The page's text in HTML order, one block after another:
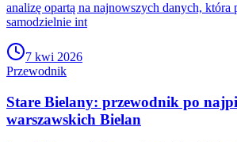
analizę opartą na najnowszych danych, która
samodzielnie int
7 kwi 2026
Przewodnik
Stare Bielany: przewodnik po
warszawskich Bielan